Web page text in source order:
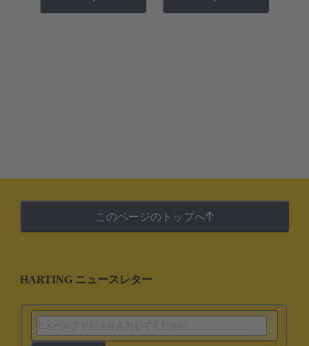
このページのトップへ
HARTING ニュースレター